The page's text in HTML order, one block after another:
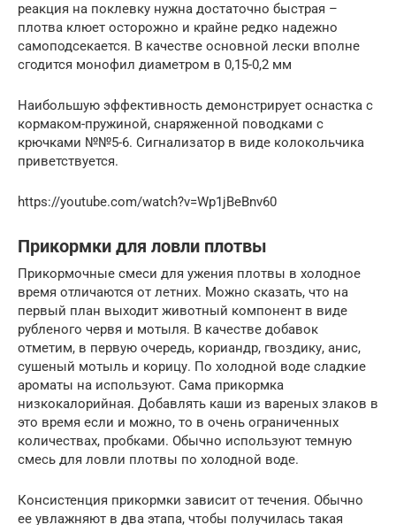
реакция на поклевку нужна достаточно быстрая –
плотва клюет осторожно и крайне редко надежно
самоподсекается. В качестве основной лески вполне
сгодится монофил диаметром в 0,15-0,2 мм
Наибольшую эффективность демонстрирует оснастка с
кормаком-пружиной, снаряженной поводками с
крючками №№5-6. Сигнализатор в виде колокольчика
приветствуется.
https://youtube.com/watch?v=Wp1jBeBnv60
Прикормки для ловли плотвы
Прикормочные смеси для ужения плотвы в холодное
время отличаются от летних. Можно сказать, что на
первый план выходит животный компонент в виде
рубленого червя и мотыля. В качестве добавок
отметим, в первую очередь, кориандр, гвоздику, анис,
сушеный мотыль и корицу. По холодной воде сладкие
ароматы на используют. Сама прикормка
низкокалорийная. Добавлять каши из вареных злаков в
это время если и можно, то в очень ограниченных
количествах, пробками. Обычно используют темную
смесь для ловли плотвы по холодной воде.
Консистенция прикормки зависит от течения. Обычно
ее увлажняют в два этапа, чтобы получилась такая